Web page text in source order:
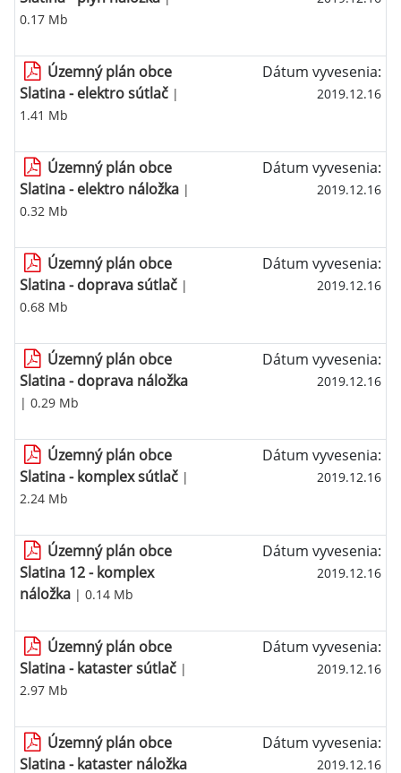
0.17 Mb
Územný plán obce
Slatina - elektro sútlač |
1.41 Mb
Dátum vyvesenia:
2019.12.16
Územný plán obce
Slatina - elektro náložka |
0.32 Mb
Dátum vyvesenia:
2019.12.16
Územný plán obce
Slatina - doprava sútlač |
0.68 Mb
Dátum vyvesenia:
2019.12.16
Územný plán obce
Slatina - doprava náložka
| 0.29 Mb
Dátum vyvesenia:
2019.12.16
Územný plán obce
Slatina - komplex sútlač |
2.24 Mb
Dátum vyvesenia:
2019.12.16
Územný plán obce
Slatina 12 - komplex
náložka | 0.14 Mb
Dátum vyvesenia:
2019.12.16
Územný plán obce
Slatina - kataster sútlač |
2.97 Mb
Dátum vyvesenia:
2019.12.16
Územný plán obce
Slatina - kataster náložka
Dátum vyvesenia:
2019.12.16